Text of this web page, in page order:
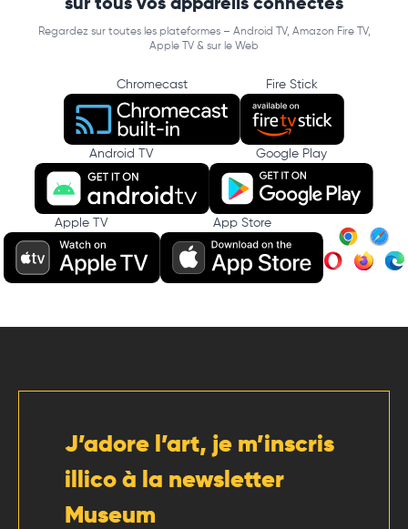
sur tous vos appareils connectés
Regardez sur toutes les plateformes – Android TV, Amazon Fire TV,
Apple TV & sur le Web
Chromecast Fire Stick
Android TV Google Play
Apple TV App Store
J’adore l’art, je m’inscris
illico à la newsletter
Museum